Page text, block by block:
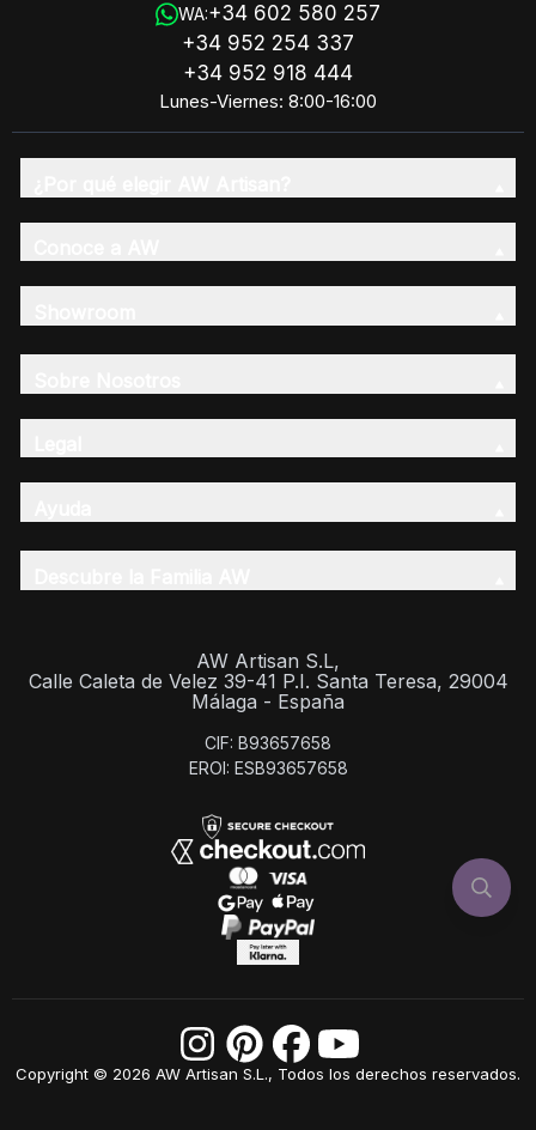
WA:+34 602 580 257
+34 952 254 337
+34 952 918 444
Lunes-Viernes: 8:00-16:00
AW Artisan S.L,
Calle Caleta de Velez 39-41 P.I. Santa Teresa, 29004
Málaga - España
CIF: B93657658
EROI: ESB93657658
Copyright © 2026 AW Artisan S.L., Todos los derechos reservados.